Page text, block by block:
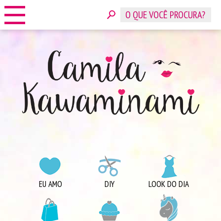
CONTATO
CATEGORIAS
COMPRINHASEU AMO DIY LOOK DO DIA